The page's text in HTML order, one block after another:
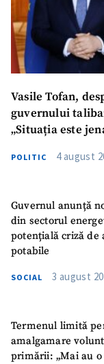
Vasile Tofan,
guvernului
„Situația este
POLITIC 4 august
Guvernul anunță
din sectorul
potențială criză
potabile
SOCIAL 3 august
Termenul limită
amalgamare
primării: „Mai au o